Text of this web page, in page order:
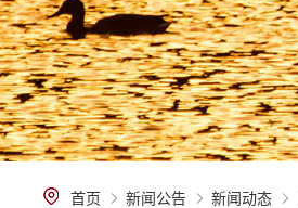
首页 新闻公告 新闻动态